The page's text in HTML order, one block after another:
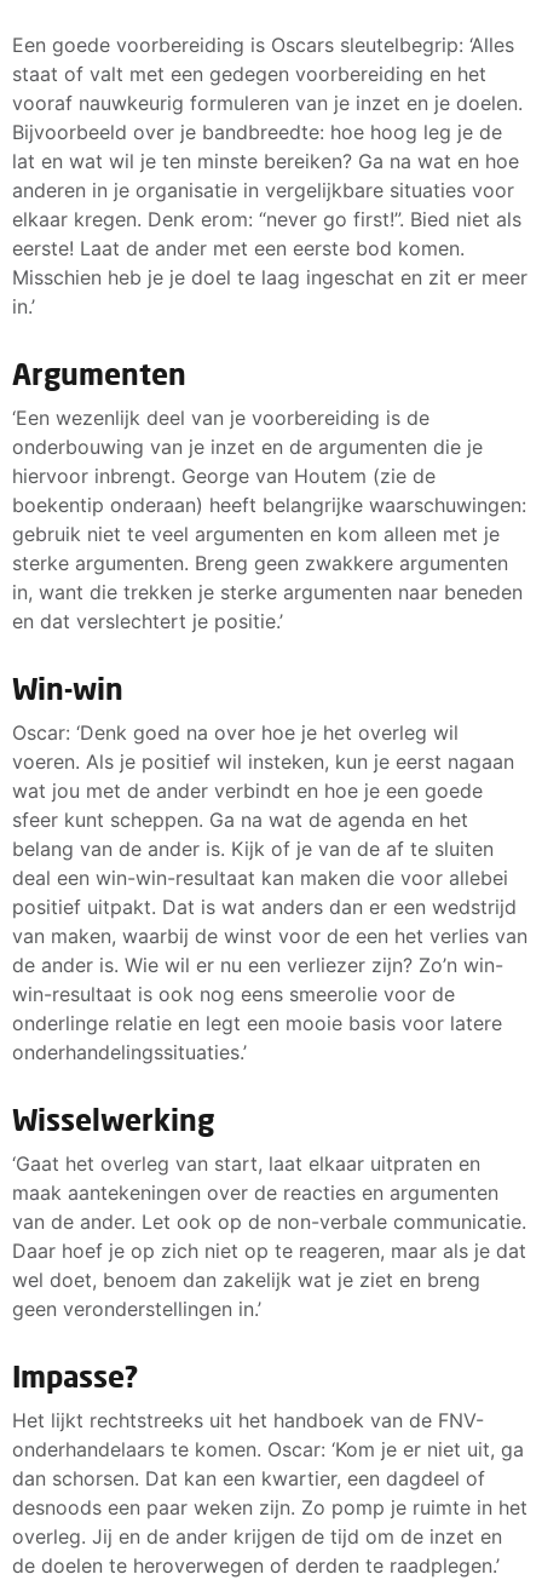
Een goede voorbereiding is Oscars sleutelbegrip: ‘Alles
staat of valt met een gedegen voorbereiding en het
vooraf nauwkeurig formuleren van je inzet en je doelen.
Bijvoorbeeld over je bandbreedte: hoe hoog leg je de
lat en wat wil je ten minste bereiken? Ga na wat en hoe
anderen in je organisatie in vergelijkbare situaties voor
elkaar kregen. Denk erom: “never go first!”. Bied niet als
eerste! Laat de ander met een eerste bod komen.
Misschien heb je je doel te laag ingeschat en zit er meer
in.’
Argumenten
‘Een wezenlijk deel van je voorbereiding is de
onderbouwing van je inzet en de argumenten die je
hiervoor inbrengt. George van Houtem (zie de
boekentip onderaan) heeft belangrijke waarschuwingen:
gebruik niet te veel argumenten en kom alleen met je
sterke argumenten. Breng geen zwakkere argumenten
in, want die trekken je sterke argumenten naar beneden
en dat verslechtert je positie.’
Win-win
Oscar: ‘Denk goed na over hoe je het overleg wil
voeren. Als je positief wil insteken, kun je eerst nagaan
wat jou met de ander verbindt en hoe je een goede
sfeer kunt scheppen. Ga na wat de agenda en het
belang van de ander is. Kijk of je van de af te sluiten
deal een win-win-resultaat kan maken die voor allebei
positief uitpakt. Dat is wat anders dan er een wedstrijd
van maken, waarbij de winst voor de een het verlies van
de ander is. Wie wil er nu een verliezer zijn? Zo’n win-
win-resultaat is ook nog eens smeerolie voor de
onderlinge relatie en legt een mooie basis voor latere
onderhandelingssituaties.’
Wisselwerking
‘Gaat het overleg van start, laat elkaar uitpraten en
maak aantekeningen over de reacties en argumenten
van de ander. Let ook op de non-verbale communicatie.
Daar hoef je op zich niet op te reageren, maar als je dat
wel doet, benoem dan zakelijk wat je ziet en breng
geen veronderstellingen in.’
Impasse?
Het lijkt rechtstreeks uit het handboek van de FNV-
onderhandelaars te komen. Oscar: ‘Kom je er niet uit, ga
dan schorsen. Dat kan een kwartier, een dagdeel of
desnoods een paar weken zijn. Zo pomp je ruimte in het
overleg. Jij en de ander krijgen de tijd om de inzet en
de doelen te heroverwegen of derden te raadplegen.’